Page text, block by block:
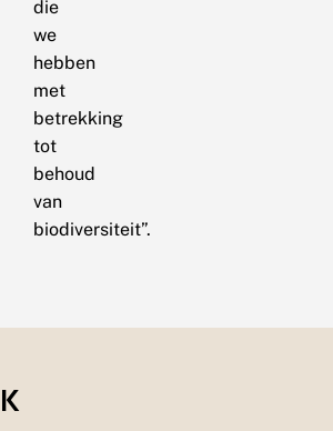
die
we
hebben
met
betrekking
tot
behoud
van
biodiversiteit”.
K